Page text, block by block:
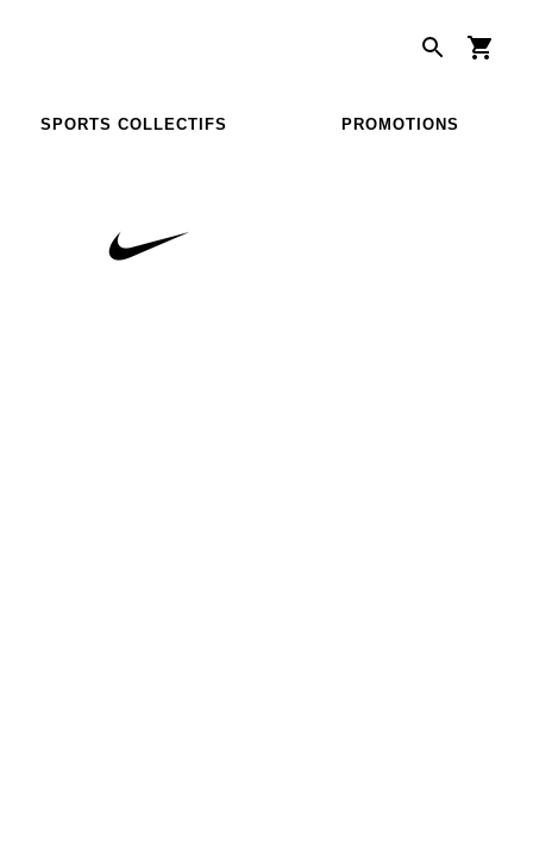
SPORTS COLLECTIFS PROMOTIONS